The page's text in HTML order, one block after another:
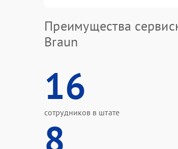
Преимущества
Braun
16
сотрудников в штате
8